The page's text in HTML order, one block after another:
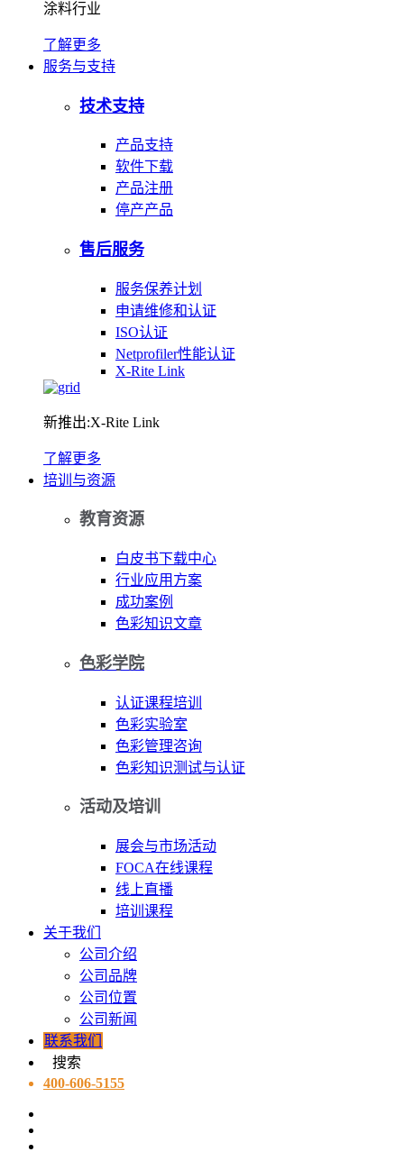
涂料行业
了解更多
服务与支持
技术支持
产品支持
软件下载
产品注册
停产产品
售后服务
服务保养计划
申请维修和认证
ISO认证
Netprofiler性能认证
X-Rite Link
新推出:X-Rite Link
了解更多
培训与资源
教育资源
白皮书下载中心
行业应用方案
成功案例
色彩知识文章
色彩学院
认证课程培训
色彩实验室
色彩管理咨询
色彩知识测试与认证
活动及培训
展会与市场活动
FOCA在线课程
线上直播
培训课程
关于我们
公司介绍
公司品牌
公司位置
公司新闻
联系我们
搜索
400-606-5155